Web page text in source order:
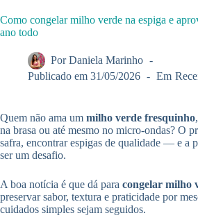
Como congelar milho verde na espiga e
ano todo
Por Daniela Marinho
Publicado em 31/05/2026 Em
Quem não ama um milho verde fresquinho
na brasa ou até mesmo no micro-ondas? O
safra, encontrar espigas de qualidade — e a
ser um desafio.
A boa notícia é que dá para congelar milho
preservar sabor, textura e praticidade por
cuidados simples sejam seguidos.